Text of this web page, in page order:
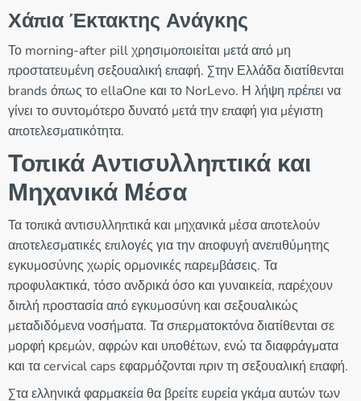
Χάπια Έκτακτης Ανάγκης
Το morning-after pill χρησιμοποιείται μετά από μη
προστατευμένη σεξουαλική επαφή. Στην Ελλάδα διατίθενται
brands όπως το ellaOne και το NorLevo. Η λήψη πρέπει να
γίνει το συντομότερο δυνατό μετά την επαφή για μέγιστη
αποτελεσματικότητα.
Τοπικά Αντισυλληπτικά και
Μηχανικά Μέσα
Τα τοπικά αντισυλληπτικά και μηχανικά μέσα αποτελούν
αποτελεσματικές επιλογές για την αποφυγή ανεπιθύμητης
εγκυμοσύνης χωρίς ορμονικές παρεμβάσεις. Τα
προφυλακτικά, τόσο ανδρικά όσο και γυναικεία, παρέχουν
διπλή προστασία από εγκυμοσύνη και σεξουαλικώς
μεταδιδόμενα νοσήματα. Τα σπερματοκτόνα διατίθενται σε
μορφή κρεμών, αφρών και υποθέτων, ενώ τα διαφράγματα
και τα cervical caps εφαρμόζονται πριν τη σεξουαλική επαφή.
Στα ελληνικά φαρμακεία θα βρείτε ευρεία γκάμα αυτών των